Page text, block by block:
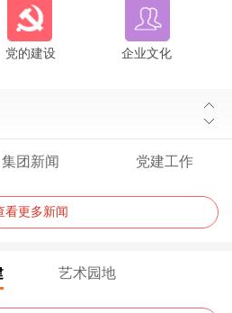
党的建设 企业文化
集团新闻 党建工作
看更多新闻
艺术园地